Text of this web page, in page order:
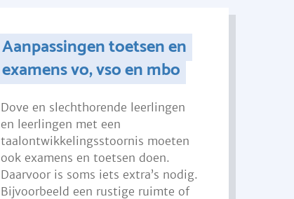
Aanpassingen toetsen en
examens vo, vso en mbo
Dove en slechthorende leerlingen
en leerlingen met een
taalontwikkelingsstoornis moeten
ook examens en toetsen doen.
Daarvoor is soms iets extra’s nodig.
Bijvoorbeeld een rustige ruimte of